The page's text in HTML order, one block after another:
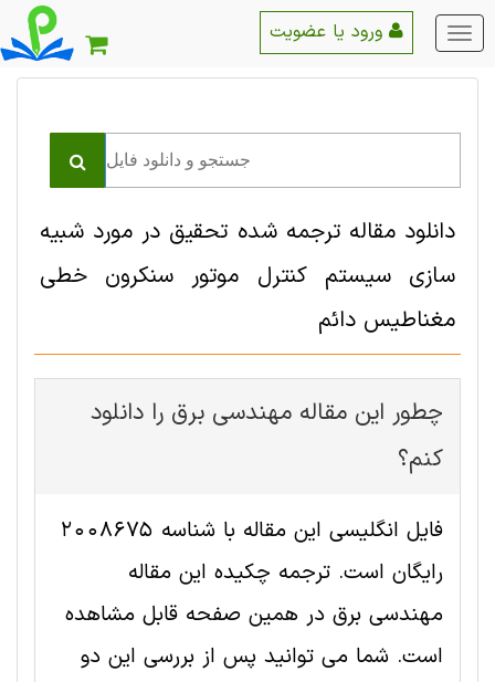
منو
اصلی
دانلود مقاله ترجمه شده تحقیق در مورد شبیه
سازی سیستم کنترل موتور سنکرون خطی
مغناطیس دائم
چطور این مقاله مهندسی برق را دانلود
کنم؟
فایل انگلیسی این مقاله با شناسه 2008675
رایگان است. ترجمه چکیده این مقاله
مهندسی برق در همین صفحه قابل مشاهده
است. شما می توانید پس از بررسی این دو